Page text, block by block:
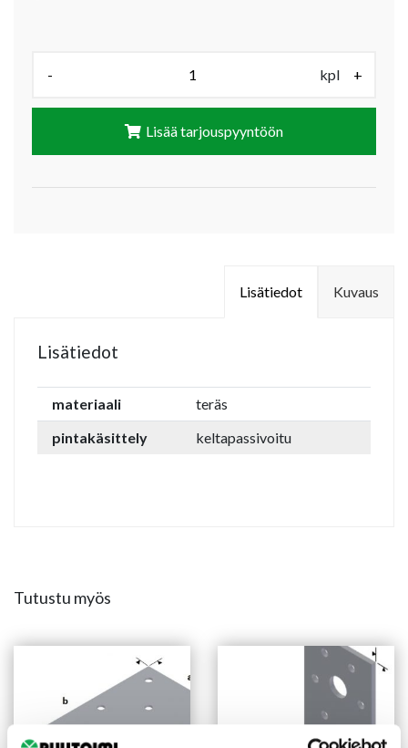
- kpl +
Lisää tarjouspyyntöön
Kuvaus
Lisätiedot
Lisätiedot
materiaali
teräs
pintakäsittely
keltapassivoitu
Tutustu myös